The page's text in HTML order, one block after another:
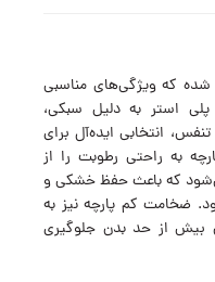
شده که ویژگی‌های مناسبی
استر به دلیل سبکی،
انتخابی ایده‌آل برای
به راحتی رطوبت را از
که باعث حفظ خشکی و
ضخامت کم پارچه نیز به
بیش از حد بدن جلوگیری